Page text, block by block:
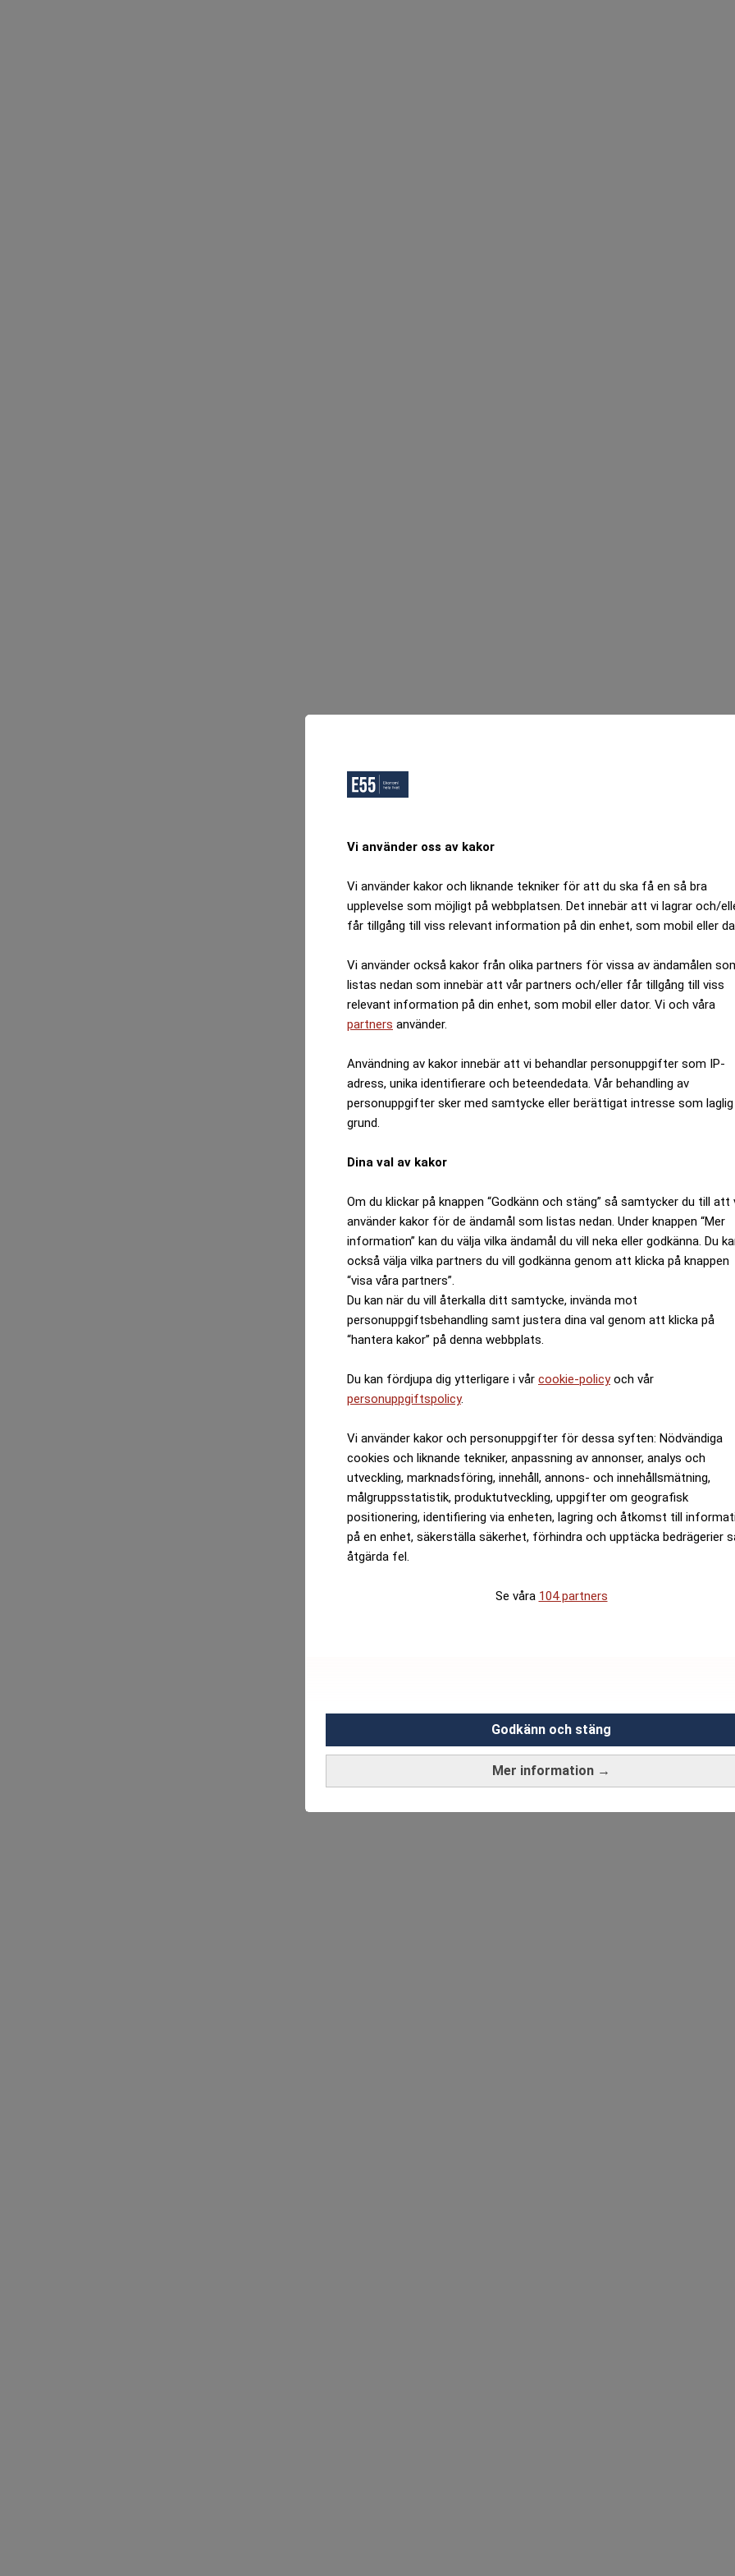
Vi använder oss av kakor
Vi använder kakor och liknande tekniker för att du ska få en så bra
upplevelse som möjligt på webbplatsen. Det innebär att vi lagrar och/
får tillgång till viss relevant information på din enhet, som mobil eller
Vi använder också kakor från olika partners för vissa av ändamålen
listas nedan som innebär att vår partners och/eller får tillgång till viss
relevant information på din enhet, som mobil eller dator. Vi och våra
partners använder.
Användning av kakor innebär att vi behandlar personuppgifter som IP-
adress, unika identifierare och beteendedata. Vår behandling av
personuppgifter sker med samtycke eller berättigat intresse som laglig
grund.
Dina val av kakor
Om du klickar på knappen “Godkänn och stäng” så samtycker du till att
använder kakor för de ändamål som listas nedan. Under knappen “Mer
information” kan du välja vilka ändamål du vill neka eller godkänna. Du
också välja vilka partners du vill godkänna genom att klicka på knappen
“visa våra partners”.
Du kan när du vill återkalla ditt samtycke, invända mot
personuppgiftsbehandling samt justera dina val genom att klicka på
“hantera kakor” på denna webbplats.
Du kan fördjupa dig ytterligare i vår cookie-policyoch vår
personuppgiftspolicy.
Vi använder kakor och personuppgifter för dessa syften: Nödvändiga
cookies och liknande tekniker, anpassning av annonser, analys och
utveckling, marknadsföring, innehåll, annons- och innehållsmätning,
målgruppsstatistik, produktutveckling, uppgifter om geografisk
positionering, identifiering via enheten, lagring och åtkomst till
på en enhet, säkerställa säkerhet, förhindra och upptäcka bedrägerier
åtgärda fel.
Se våra 104 partners
Mer information →
Godkänn och stäng